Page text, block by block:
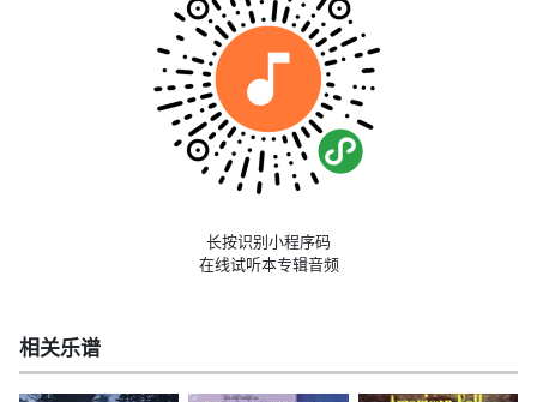
长按识别小程序码
在线试听本专辑音频
相关乐谱